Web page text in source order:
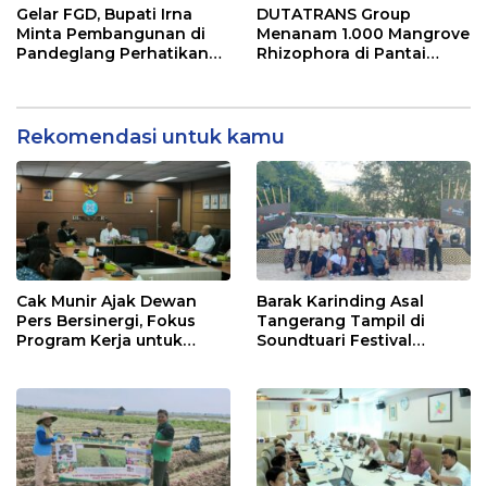
Lakukan Uji Coba di Area
Operasional Jawa Barat
Gelar FGD, Bupati Irna
Minta Pembangunan di
Pandeglang Perhatikan
DUTATRANS Group
Menanam 1.000 Mangrove
Rhizophora di Pantai
Rekomendasi untuk kamu
Cak Munir Ajak Dewan
Pers Bersinergi, Fokus
Program Kerja untuk
Barak Karinding Asal
Tangerang Tampil di
Soundtuari Festival